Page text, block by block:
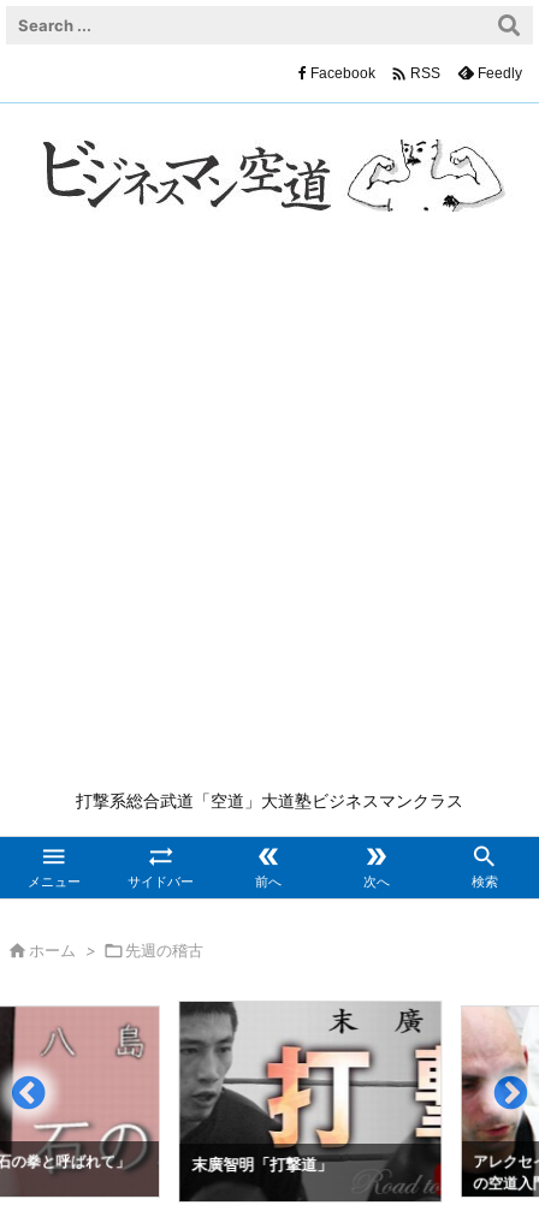
打撃系総合武道「空道」大道塾ビジネスマンクラス

メニュー

サイドバー

前へ

次へ

検索
Facebook  RSS Feedly
 ホーム > 先週の稽古
呼ばれて」 末廣智明「打撃道」
アレクセイ・
の空道入門」